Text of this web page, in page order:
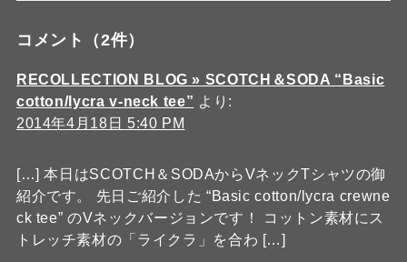
コメント （2件）
RECOLLECTION BLOG » SCOTCH＆SODA “Basic
cotton/lycra v-neck tee” より:
2014年4月18日 5:40 PM
[…] 本日はSCOTCH＆SODAからVネックTシャツの御
紹介です。 先日ご紹介した “Basic cotton/lycra crewne
ck tee” のVネックバージョンです！ コットン素材にス
トレッチ素材の「ライクラ」を合わ […]